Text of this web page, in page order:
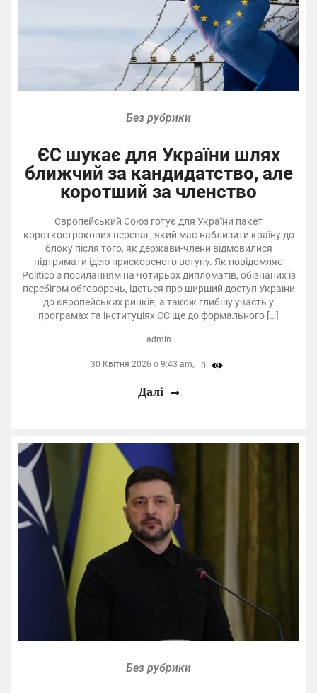
Без рубрики
ЄС шукає для України шлях
ближчий за кандидатство, але
коротший за членство
Європейський Союз готує для України пакет
короткострокових переваг, який має наблизити країну до
блоку після того, як держави-члени відмовилися
підтримати ідею прискореного вступу. Як повідомляє
Politico з посиланням на чотирьох дипломатів, обізнаних із
перебігом обговорень, ідеться про ширший доступ України
до європейських ринків, а також глибшу участь у
програмах та інституціях ЄС ще до формального […]
admin
30 Квітня 2026 о 9:43 am, 0
Далі
Без рубрики